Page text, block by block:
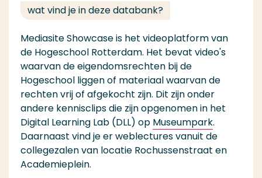
wat vind je in deze databank?
Mediasite Showcase is het videoplatform van
de Hogeschool Rotterdam. Het bevat video's
waarvan de eigendomsrechten bij de
Hogeschool liggen of materiaal waarvan de
rechten vrij of afgekocht zijn. Dit zijn onder
andere kennisclips die zijn opgenomen in het
Digital Learning Lab (DLL) op Museumpark.
Daarnaast vind je er weblectures vanuit de
collegezalen van locatie Rochussenstraat en
Academieplein.